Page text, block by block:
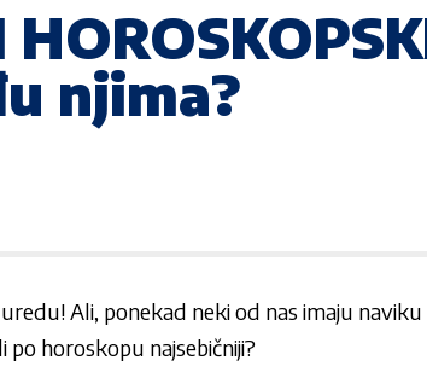
njima?
Ali, ponekad neki od nas imaju
horoskopu najsebičniji?